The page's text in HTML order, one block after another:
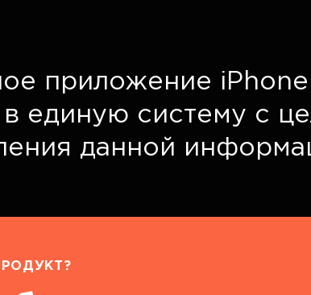
приложение
единую систему с
данной